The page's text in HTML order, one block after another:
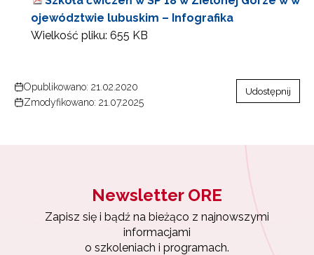
ojewództwie lubuskim – Infografika
Wielkość pliku: 655 KB
Opublikowano: 21.02.2020
Zmodyfikowano: 21.07.2025
Udostępnij
Newsletter ORE
Zapisz się i bądź na bieżąco z najnowszymi
informacjami
o szkoleniach i programach.
Newsletter ORE
Wyrażam zgodę na przetwarzanie moich danych
osobowych przez ORE w celach marketingowych.